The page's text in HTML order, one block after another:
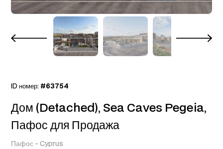
ID номер: #63754
Пафос -Cyprus
Дом (Detached), Sea Caves Pegeia,
Пафос для Продажа